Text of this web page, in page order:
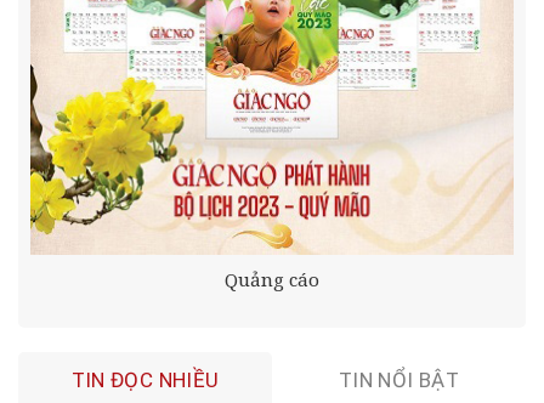
Quảng cáo
TIN ĐỌC NHIỀU TIN NỔI BẬT